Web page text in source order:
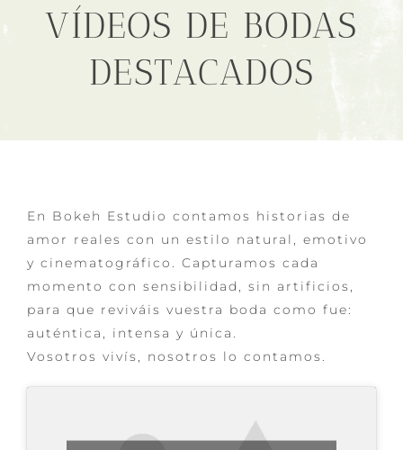
VÍDEOS DE BODAS
DESTACADOS
En Bokeh Estudio contamos historias de
amor reales con un estilo natural, emotivo
y cinematográfico. Capturamos cada
momento con sensibilidad, sin artificios,
para que reviváis vuestra boda como fue:
auténtica, intensa y única.
Vosotros vivís, nosotros lo contamos.